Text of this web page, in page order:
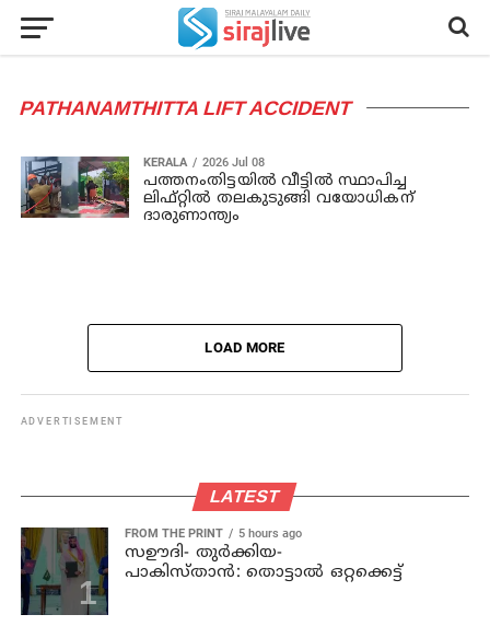
PATHANAMTHITTA LIFT ACCIDENT
KERALA 2026 Jul 08
പത്തനംതിട്ടയിൽ വീട്ടിൽ സ്ഥാപിച്ച
ലിഫ്റ്റിൽ തലകുടുങ്ങി വയോധികന്
ദാരുണാന്ത്യം
LOAD MORE
ADVERTISEMENT
LATEST
FROM THE PRINT 5 hours ago
സഊദി- തുർക്കിയ-
പാകിസ്താൻ: തൊട്ടാൽ ഒറ്റക്കെട്ട്